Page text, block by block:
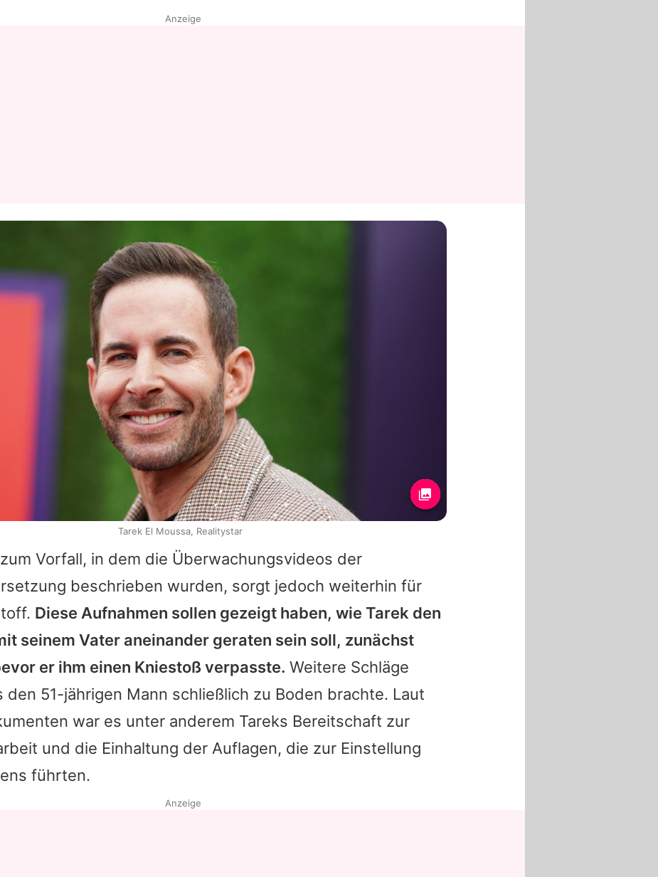
Vorfall, in dem die Überwachungsvideos der
beschrieben wurden, sorgt jedoch weiterhin für
Diese Aufnahmen sollen gezeigt haben, wie Tarek den
seinem Vater aneinander geraten sein soll, zunächst
er ihm einen Kniestoß verpasste. Weitere Schläge
den 51-jährigen Mann schließlich zu Boden brachte. Laut
war es unter anderem Tareks Bereitschaft zur
und die Einhaltung der Auflagen, die zur Einstellung
führten.
Anzeige
Tarek El Moussa, Realitystar
Anzeige